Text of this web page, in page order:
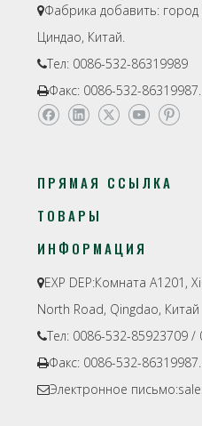
Фабрика добавить: город
Циндао, Китай.
Тел: 0086-532-86319989
Факс: 0086-532-86319987.
ПРЯМАЯ ССЫЛКА
ТОВАРЫ
ИНФОРМАЦИЯ
EXP DEP:Комната A1201,
North Road, Qingdao, Китай
Тел: 0086-532-85923709 /
Факс: 0086-532-86319987.
Электронное письмо: